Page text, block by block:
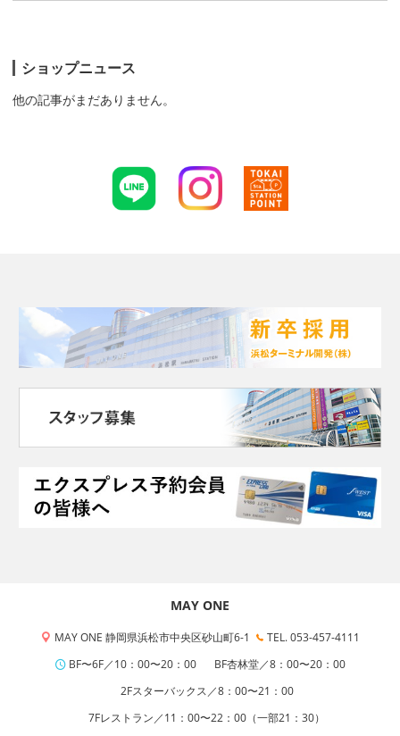
ショップニュース
他の記事がまだありません。
MAY ONE
MAY ONE 静岡県浜松市中央区砂山町6-1
TEL. 053-457-4111
BF〜6F／10：00〜20：00
BF杏林堂／8：00〜20：00
2Fスターバックス／8：00〜21：00
7Fレストラン／11：00〜22：00（一部21：30）